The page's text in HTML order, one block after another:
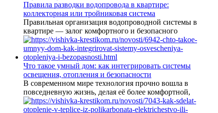
Правила разводки водопровода в квартире:
коллекторная или тройниковая система
Правильная организация водопроводной системы в
квартире — залог комфортного и безопасного
Что такое умный дом: как интегрировать системы
освещения, отопления и безопасности
В современном мире технология прочно вошла в
повседневную жизнь, делая её более комфортной,